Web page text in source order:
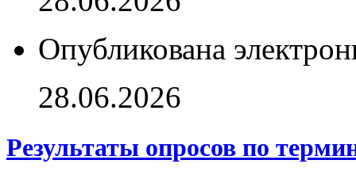
Опубликована
28.06.2026
Результаты опросов по